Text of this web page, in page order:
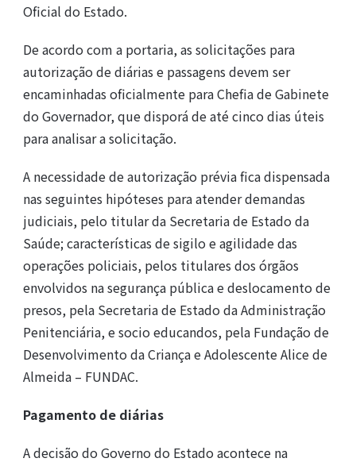
Oficial do Estado.
De acordo com a portaria, as solicitações para
autorização de diárias e passagens devem ser
encaminhadas oficialmente para Chefia de Gabinete
do Governador, que disporá de até cinco dias úteis
para analisar a solicitação.
A necessidade de autorização prévia fica dispensada
nas seguintes hipóteses para atender demandas
judiciais, pelo titular da Secretaria de Estado da
Saúde; características de sigilo e agilidade das
operações policiais, pelos titulares dos órgãos
envolvidos na segurança pública e deslocamento de
presos, pela Secretaria de Estado da Administração
Penitenciária, e socio educandos, pela Fundação de
Desenvolvimento da Criança e Adolescente Alice de
Almeida – FUNDAC.
Pagamento de diárias
A decisão do Governo do Estado acontece na